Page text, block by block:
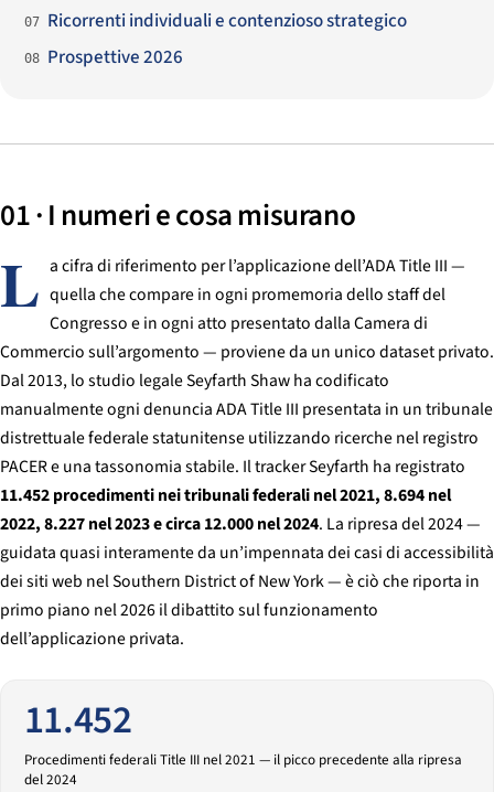
07 Ricorrenti individuali e contenzioso strategico
08 Prospettive 2026
01 · I numeri e cosa misurano
L a cifra di riferimento per l’applicazione dell’ADA Title III —
quella che compare in ogni promemoria dello staff del
Congresso e in ogni atto presentato dalla Camera di
Commercio sull’argomento — proviene da un unico dataset privato.
Dal 2013, lo studio legale Seyfarth Shaw ha codificato
manualmente ogni denuncia ADA Title III presentata in un tribunale
distrettuale federale statunitense utilizzando ricerche nel registro
PACER e una tassonomia stabile. Il tracker Seyfarth ha registrato
11.452 procedimenti nei tribunali federali nel 2021, 8.694 nel
2022, 8.227 nel 2023 e circa 12.000 nel 2024. La ripresa del 2024 —
guidata quasi interamente da un’impennata dei casi di accessibilità
dei siti web nel Southern District of New York — è ciò che riporta in
primo piano nel 2026 il dibattito sul funzionamento
dell’applicazione privata.
11.452
Procedimenti federali Title III nel 2021 — il picco precedente alla ripresa
del 2024